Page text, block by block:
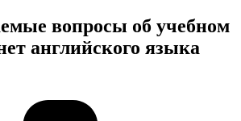
вопросы об учебном
английского языка